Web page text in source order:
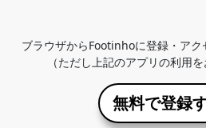
ブラウザからFootinhoに登録・アク
（ただし上記のアプリの利用
無料で登録